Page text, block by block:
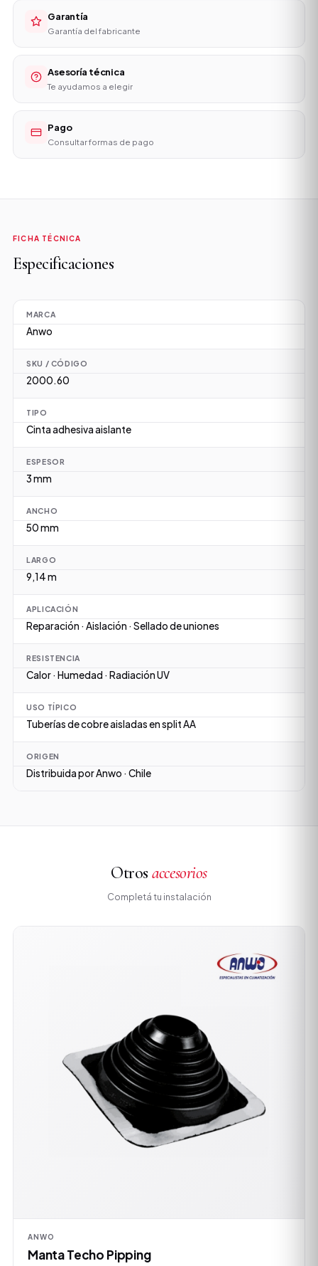
Garantía
Garantía del fabricante
Asesoría técnica
Te ayudamos a elegir
Pago
Consultar formas de pago
FICHA TÉCNICA
Especificaciones
MARCA
Anwo
SKU / CÓDIGO
2000.60
TIPO
Cinta adhesiva aislante
ESPESOR
3 mm
ANCHO
50 mm
LARGO
9,14 m
APLICACIÓN
Reparación · Aislación · Sellado de uniones
RESISTENCIA
Calor · Humedad · Radiación UV
USO TÍPICO
Tuberías de cobre aisladas en split AA
ORIGEN
Distribuida por Anwo · Chile
Otrosaccesorios
Completá tu instalación
ANWO
Manta Techo Pipping